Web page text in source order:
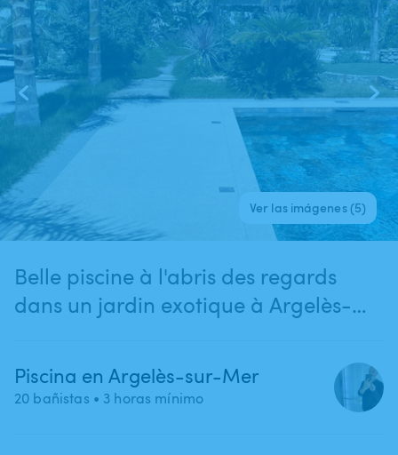
Ver las imágenes (5)
Belle piscine à l'abris des regards
dans un jardin exotique à Argelès-
Piscina en Argelès-sur-Mer
20 bañistas • 3 horas mínimo